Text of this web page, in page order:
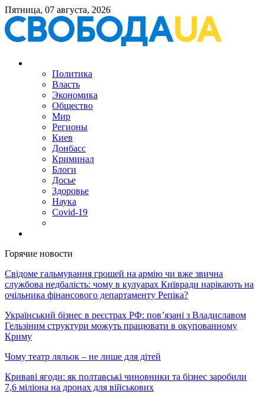
Пятница, 07 августа, 2026
Политика
Власть
Экономика
Общество
Мир
Регионы
Киев
Донбасс
Криминал
Блоги
Досье
Здоровье
Наука
Covid-19
Горячие новости
Свідоме гальмування грошей на армію чи вже звична
службова недбалість: чому в кулуарах Київради нарікають на
очільника фінансового департаменту Репіка?
Український бізнес в реєстрах РФ: пов’язані з Владиславом
Гельзіним структури можуть працювати в окупованному
Криму
Чому театр ляльок – не лише для дітей
Криваві ягоди: як полтавські чиновники та бізнес заробили
7,6 міліона на дронах для військових